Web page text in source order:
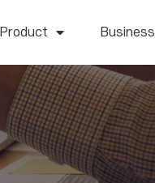
Product Business